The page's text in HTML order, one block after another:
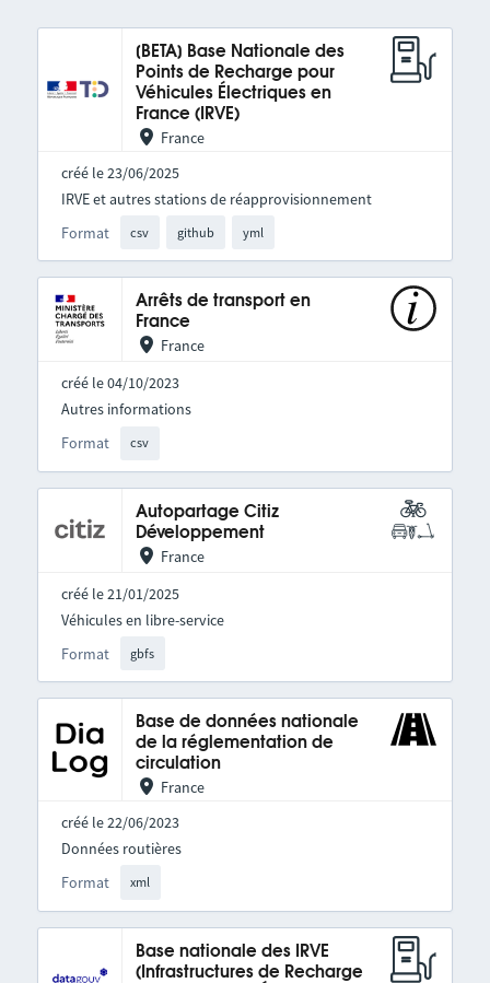
[BETA] Base Nationale des
Points de Recharge pour
Véhicules Électriques en
France (IRVE)
France
créé le 23/06/2025
Format csv github yml
IRVE et autres stations de réapprovisionnement
Arrêts de transport en
France
France
créé le 04/10/2023
Format csv
Autres informations
Autopartage Citiz
Développement
France
créé le 21/01/2025
Format gbfs
Véhicules en libre-service
Base de données nationale
de la réglementation de
circulation
France
créé le 22/06/2023
Format xml
Données routières
Base nationale des IRVE
(Infrastructures de Recharge